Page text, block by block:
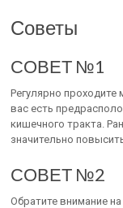
Советы
СОВЕТ №1
Регулярно проходите
вас есть
кишечного тракта.
значительно
СОВЕТ №2
Обратите внимание